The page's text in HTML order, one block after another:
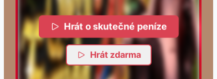
Hrát o skutečné peníze
Hrát zdarma